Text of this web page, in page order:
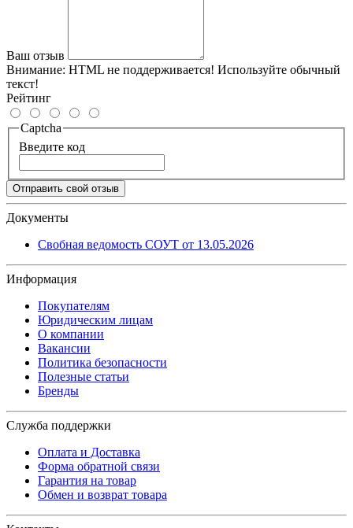
Ваш отзыв
Внимание: HTML не поддерживается! Используйте обычный
текст!
Рейтинг
Captcha
Введите код
Отправить свой отзыв
Документы
Свобная ведомость СОУТ от 13.05.2026
Информация
Покупателям
Юридическим лицам
О компании
Вакансии
Политика безопасности
Полезные статьи
Бренды
Служба поддержки
Оплата и Доставка
Форма обратной связи
Гарантия на товар
Обмен и возврат товара